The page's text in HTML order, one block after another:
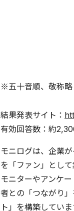
※五十音順、敬称略
結果発表サイト：
有効回答数：約
モニログは、企業
を「ファン」とし
モニターやアンケ
者との「つながり
ト」を構築していま